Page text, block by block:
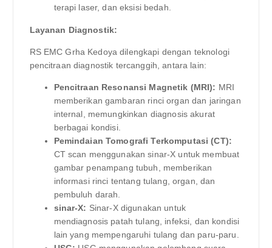
terapi laser, dan eksisi bedah.
Layanan Diagnostik:
RS EMC Grha Kedoya dilengkapi dengan teknologi
pencitraan diagnostik tercanggih, antara lain:
Pencitraan Resonansi Magnetik (MRI): MRI
memberikan gambaran rinci organ dan jaringan
internal, memungkinkan diagnosis akurat
berbagai kondisi.
Pemindaian Tomografi Terkomputasi (CT):
CT scan menggunakan sinar-X untuk membuat
gambar penampang tubuh, memberikan
informasi rinci tentang tulang, organ, dan
pembuluh darah.
sinar-X: Sinar-X digunakan untuk
mendiagnosis patah tulang, infeksi, dan kondisi
lain yang mempengaruhi tulang dan paru-paru.